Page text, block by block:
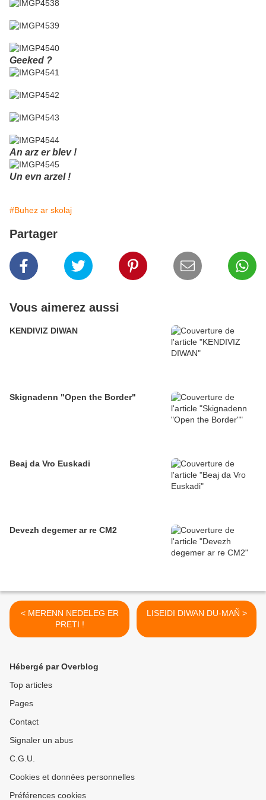
Geeked ?
An arz er blev !
Un evn arzel !
#Buhez ar skolaj
Partager
Vous aimerez aussi
KENDIVIZ DIWAN
Skignadenn "Open the Border"
Beaj da Vro Euskadi
Devezh degemer ar re CM2
< MERENN NEDELEG ER
PRETI !
LISEIDI DIWAN DU-MAÑ >
Hébergé par Overblog
Top articles
Pages
Contact
Signaler un abus
C.G.U.
Cookies et données personnelles
Préférences cookies